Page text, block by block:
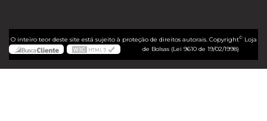
O inteiro teor deste site está sujeito à proteção de direitos autorais. Copyright©Loja
de Bolsas (Lei 9610 de 19/02/1998)